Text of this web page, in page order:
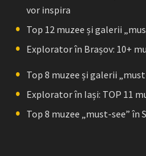
vor inspira
Top 12 muzee și galerii
Explorator în Brașov: 10+
Top 8 muzee și galerii
Explorator în Iași: TOP 11
Top 8 muzee „must-see” în